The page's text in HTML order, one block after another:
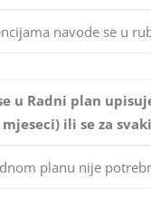
navode se u
u Radni plan
ili se za
planu nije